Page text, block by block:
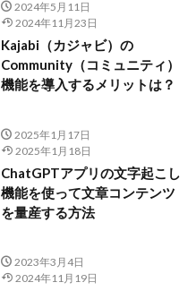
2024年5月11日
2024年11月23日
Kajabi（カジャビ）の
Community（コミュニティ）
機能を導入するメリットは？
2025年1月17日
2025年1月18日
ChatGPTアプリの文字起こし
機能を使って文章コンテンツ
を量産する方法
2023年3月4日
2024年11月19日